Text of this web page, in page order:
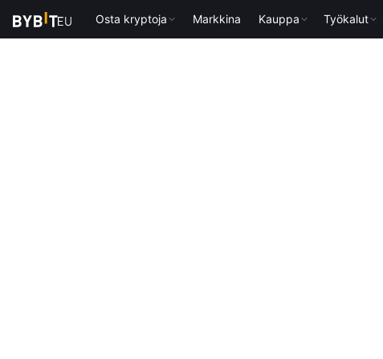
Osta kryptoja Markkina Kauppa Työkalut